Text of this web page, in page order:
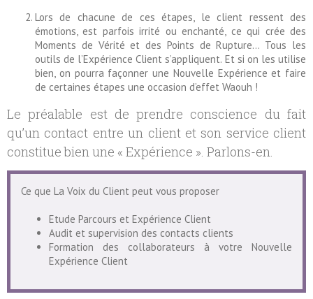
Lors de chacune de ces étapes, le client ressent des
émotions, est parfois irrité ou enchanté, ce qui crée des
Moments de Vérité et des Points de Rupture… Tous les
outils de l’Expérience Client s’appliquent. Et si on les utilise
bien, on pourra façonner une Nouvelle Expérience et faire
de certaines étapes une occasion d’effet Waouh !
Le préalable est de prendre conscience du fait
qu’un contact entre un client et son service client
constitue bien une « Expérience ». Parlons-en.
Ce que La Voix du Client peut vous proposer
Etude Parcours et Expérience Client
Audit et supervision des contacts clients
Formation des collaborateurs à votre Nouvelle
Expérience Client